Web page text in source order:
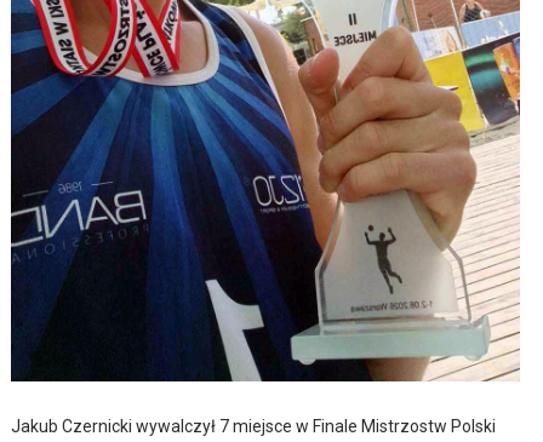
Jakub Czernicki wywalczył 7 miejsce w Finale Mistrzostw Polski